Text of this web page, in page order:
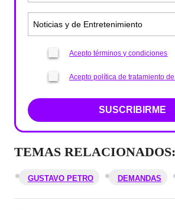
Acepto términos y condiciones
Acepto política de tratamiento
SUSCRIBIRME
TEMAS RELACIONADOS:
GUSTAVO PETRO DEMANDAS